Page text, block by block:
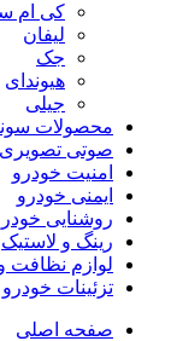
کی ام
لیفان
جک
هیوندای
جیلی
محصولات
صوتی تصویری
امنیت خودرو
ایمنی خودرو
روشنایی
رینگ و لاستیک
لوازم نظافت
تزئینات خودرو
صفحه اصلی